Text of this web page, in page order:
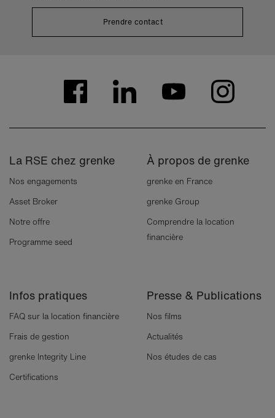
Prendre contact
La RSE chez grenke
Nos engagements
Asset Broker
Notre offre
Programme seed
À propos de grenke
grenke en France
grenke Group
Comprendre la location
financière
Infos pratiques
FAQ sur la location financière
Frais de gestion
grenke Integrity Line
Certifications
Presse & Publications
Nos films
Actualités
Nos études de cas